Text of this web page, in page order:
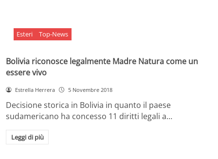
Esteri Top-News
Bolivia riconosce legalmente Madre Natura come un
essere vivo
Estrella Herrera 5 Novembre 2018
Decisione storica in Bolivia in quanto il paese
sudamericano ha concesso 11 diritti legali a…
Leggi di più